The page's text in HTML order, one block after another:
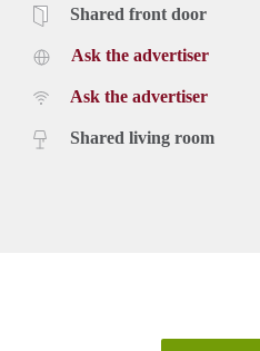
Shared front door
Ask the advertiser
Ask the advertiser
Shared living room